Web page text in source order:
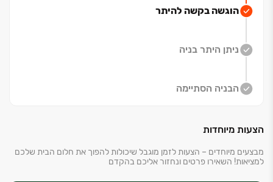
הוגשה בקשה להיתר
ניתן היתר בניה
הבניה הסתיימה
הצעות מיוחדות
מבצעים מיוחדים – הצעות לזמן מוגבל שיכולות להפוך את חלום הבית שלכם
למציאות! השאירו פרטים ונחזור אליכם בהקדם